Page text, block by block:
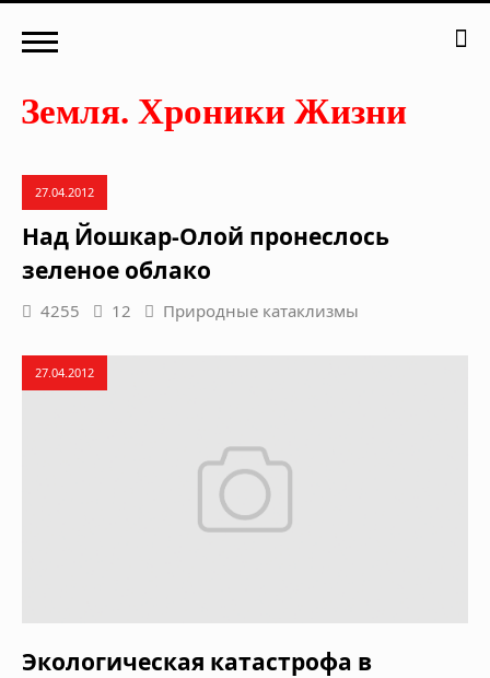
27.04.2012
Над Йошкар-Олой пронеслось
зеленое облако
4255 12 Природные катаклизмы
27.04.2012
Экологическая катастрофа в